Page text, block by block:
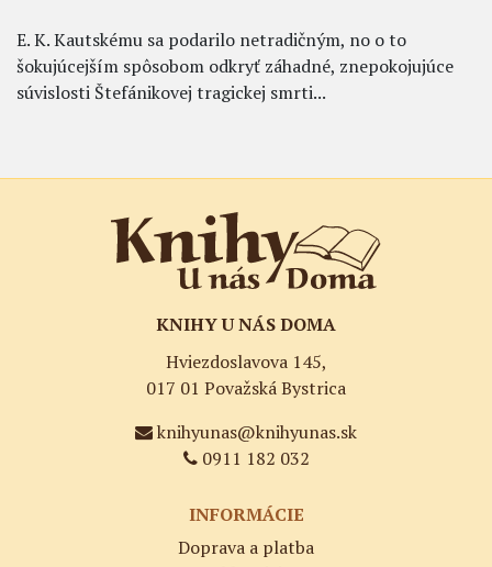
E. K. Kautskému sa podarilo netradičným, no o to
šokujúcejším spôsobom odkryť záhadné, znepokojujúce
súvislosti Štefánikovej tragickej smrti...
KNIHY U NÁS DOMA
Hviezdoslavova 145,
017 01 Považská Bystrica
knihyunas@knihyunas.sk
0911 182 032
INFORMÁCIE
Doprava a platba